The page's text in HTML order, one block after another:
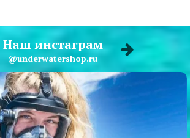
Наш инстаграм
@underwatershop.ru